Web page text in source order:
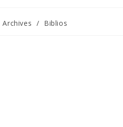
Archives / Biblios